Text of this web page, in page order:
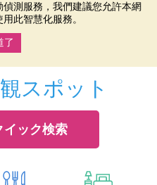
測服務，我們建議您允許本網
此智慧化服務。
了
スポット
イック検索